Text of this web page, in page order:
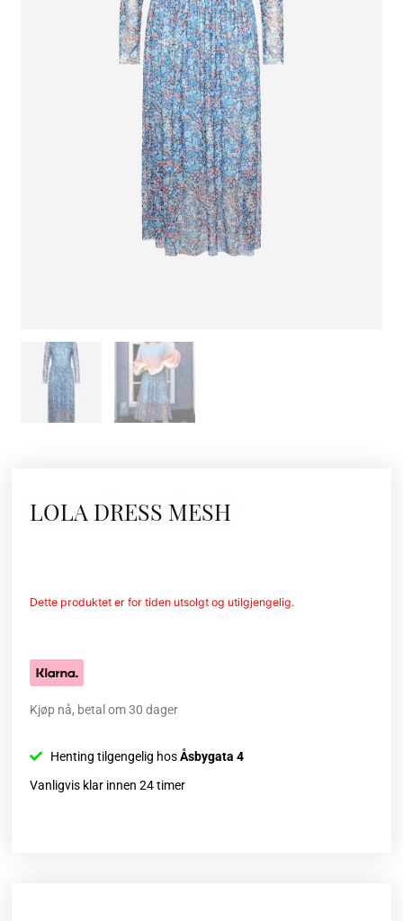
LOLA DRESS MESH
Dette produktet er for tiden utsolgt og utilgjengelig.
Kjøp nå, betal om 30 dager
Henting tilgengelig hosÅsbygata 4
Vanligvis klar innen 24 timer